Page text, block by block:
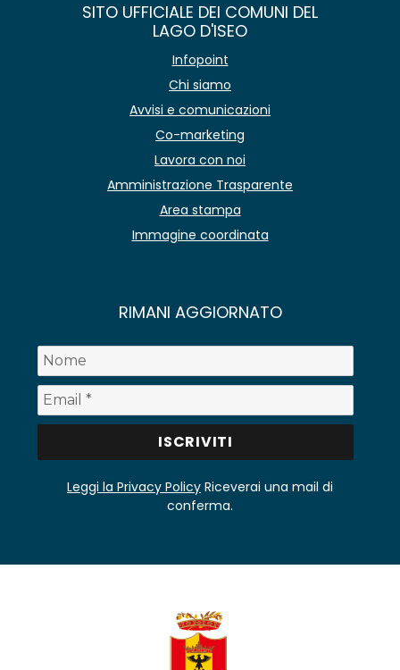
SITO UFFICIALE DEI COMUNI DEL
LAGO D'ISEO
Infopoint
Chi siamo
Avvisi e comunicazioni
Co-marketing
Lavora con noi
Amministrazione Trasparente
Area stampa
Immagine coordinata
RIMANI AGGIORNATO
Leggi la Privacy Policy Riceverai una mail di
conferma.